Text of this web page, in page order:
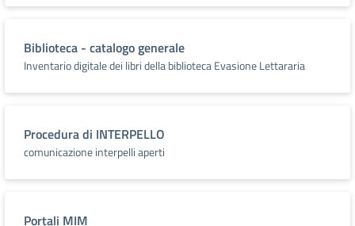
Biblioteca - catalogo generale
Inventario digitale dei libri della biblioteca Evasione Lettararia
Procedura di INTERPELLO
comunicazione interpelli aperti
Portali MIM